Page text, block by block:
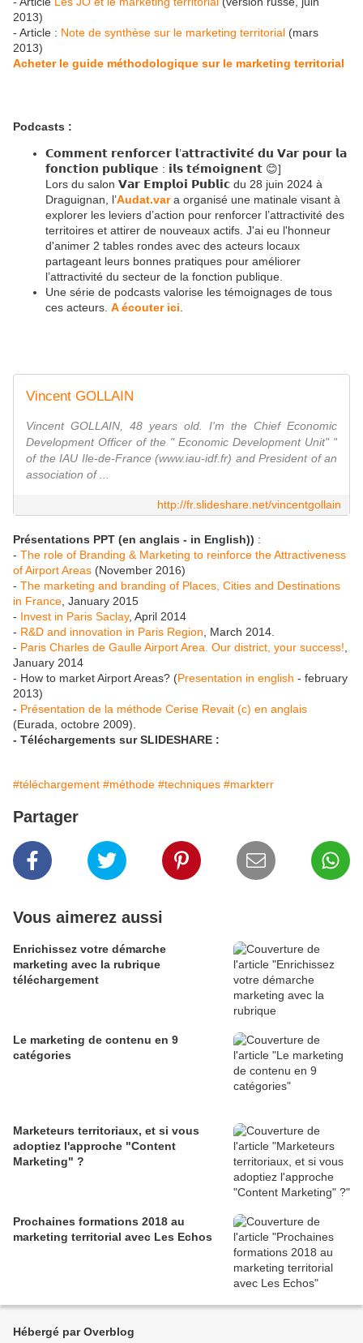
2013)
- Article : Note de synthèse sur le marketing territorial (mars
2013)
Acheter le guide méthodologique sur le marketing territorial
Podcasts :
𝗖𝗼𝗺𝗺𝗲𝗻𝘁 𝗿𝗲𝗻𝗳𝗼𝗿𝗰𝗲𝗿 𝗹’𝗮𝘁𝘁𝗿𝗮𝗰𝘁𝗶𝘃𝗶𝘁𝗲́ 𝗱𝘂 𝗩𝗮𝗿 𝗽𝗼𝘂𝗿 𝗹𝗮
𝗳𝗼𝗻𝗰𝘁𝗶𝗼𝗻 𝗽𝘂𝗯𝗹𝗶𝗾𝘂𝗲 : 𝗶𝗹𝘀 𝘁𝗲́𝗺𝗼𝗶𝗴𝗻𝗲𝗻𝘁 😊]
Lors du salon 𝗩𝗮𝗿 𝗘𝗺𝗽𝗹𝗼𝗶 𝗣𝘂𝗯𝗹𝗶𝗰 du 28 juin 2024 à
Draguignan, l’Audat.vara organisé une matinale visant à
explorer les leviers d’action pour renforcer l’attractivité des
territoires et attirer de nouveaux actifs. J'ai eu l'honneur
d'animer 2 tables rondes avec des acteurs locaux
partageant leurs bonnes pratiques pour améliorer
l’attractivité du secteur de la fonction publique.
Une série de podcasts valorise les témoignages de tous
ces acteurs. A écouter ici
Vincent GOLLAIN
Vincent GOLLAIN, 48 years old. I'm the Chief Economic
Development Officer of the " Economic Development Unit" "
of the IAU Ile-de-France (www.iau-idf.fr) and President of an
association of ...
http://fr.slideshare.net/vincentgollain
Présentations PPT (en anglais - in English)) :
- The role of Branding & Marketing to reinforce the Attractiveness
of Airport Areas (November 2016)
- The marketing and branding of Places, Cities and Destinations
in France , January 2015
- Invest in Paris Saclay, April 2014
- R&D and innovation in Paris Region , March 2014.
- Paris Charles de Gaulle Airport Area. Our district, your success!
January 2014
- How to market Airport Areas? (Presentation in english - february
2013)
- Présentation de la méthode Cerise Revait (c) en anglais
(Eurada, octobre 2009).
- Téléchargements sur SLIDESHARE :
#téléchargement #méthode #techniques #markterr
Partager
Vous aimerez aussi
Enrichissez votre démarche
marketing avec la rubrique
téléchargement
Le marketing de contenu en 9
catégories
Marketeurs territoriaux, et si vous
adoptiez l'approche "Content
Marketing" ?
Prochaines formations 2018 au
marketing territorial avec Les Echos
Hébergé par Overblog